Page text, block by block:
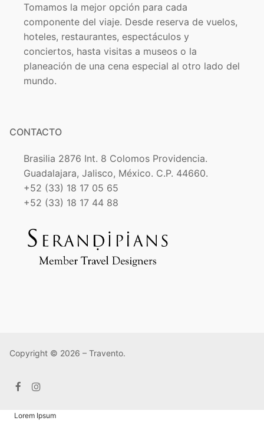
Tomamos la mejor opción para cada
componente del viaje. Desde reserva de vuelos,
hoteles, restaurantes, espectáculos y
conciertos, hasta visitas a museos o la
planeación de una cena especial al otro lado del
mundo.
CONTACTO
Brasilia 2876 Int. 8 Colomos Providencia.
Guadalajara, Jalisco, México. C.P. 44660.
+52 (33) 18 17 05 65
+52 (33) 18 17 44 88
Copyright © 2026 – Travento.
Lorem Ipsum